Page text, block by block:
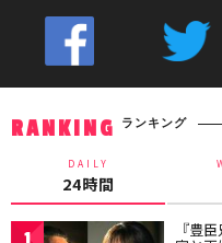
RANKING ランキング
DAILY
24時間
『豊